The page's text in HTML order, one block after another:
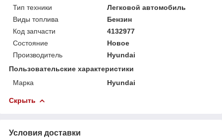
Тип техники
Легковой автомобиль
Виды топлива
Бензин
Код запчасти
4132977
Состояние
Новое
Производитель
Hyundai
Пользовательские характеристики
Марка
Hyundai
Скрыть
Условия доставки